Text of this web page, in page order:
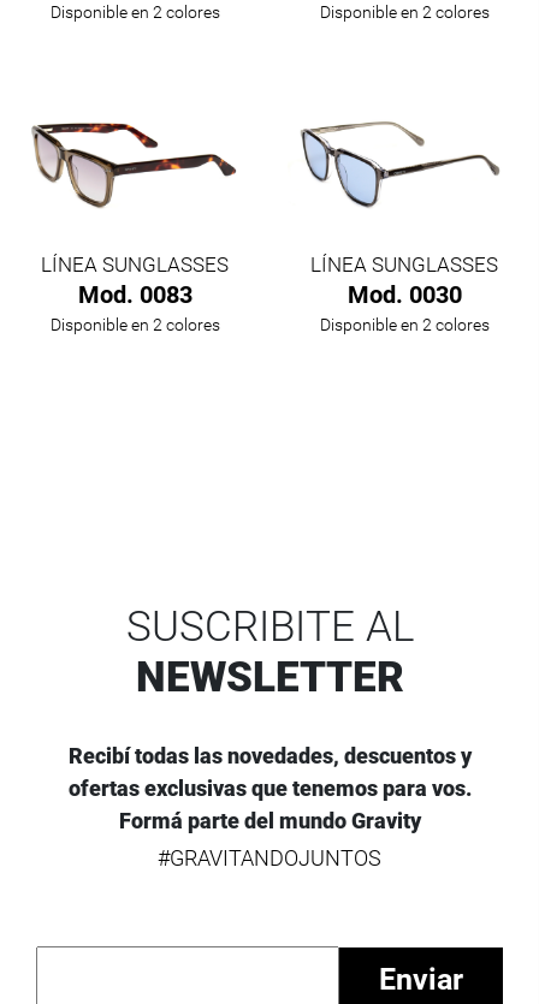
Disponible en 2 colores Disponible en 2 colores
LÍNEA SUNGLASSES
Mod. 0083
Disponible en 2 colores
LÍNEA SUNGLASSES
Mod. 0030
Disponible en 2 colores
SUSCRIBITE AL
NEWSLETTER
Recibí todas las novedades, descuentos y
ofertas exclusivas que tenemos para vos.
Formá parte del mundo Gravity
#GRAVITANDOJUNTOS
Enviar